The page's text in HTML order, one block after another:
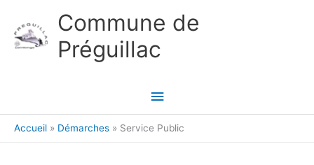
Commune de
Préguillac
Menu
principal
Accueil Démarches Service Public